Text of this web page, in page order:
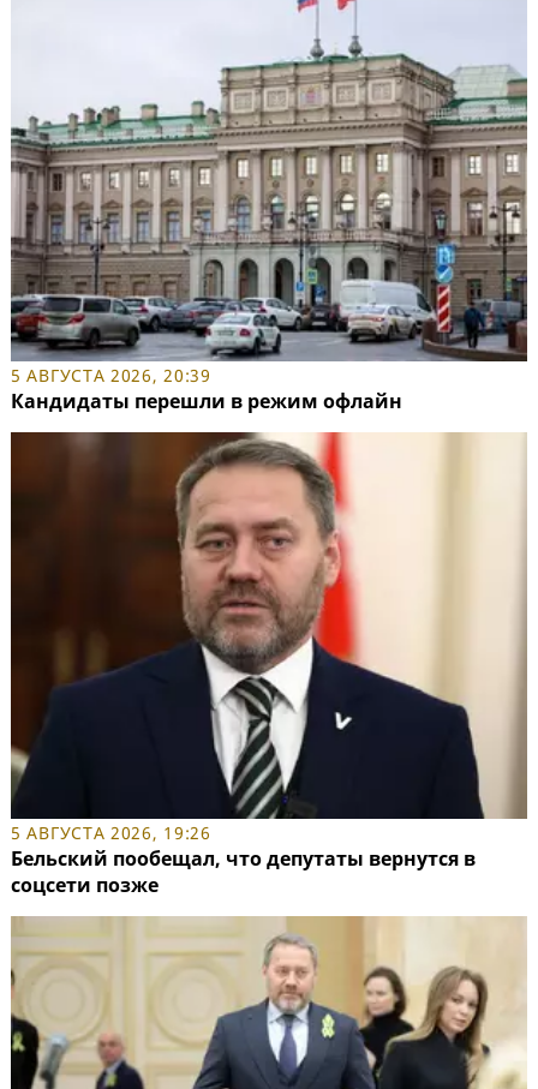
5 АВГУСТА 2026, 20:39
Кандидаты перешли в режим офлайн
5 АВГУСТА 2026, 19:26
Бельский пообещал, что депутаты вернутся в
соцсети позже